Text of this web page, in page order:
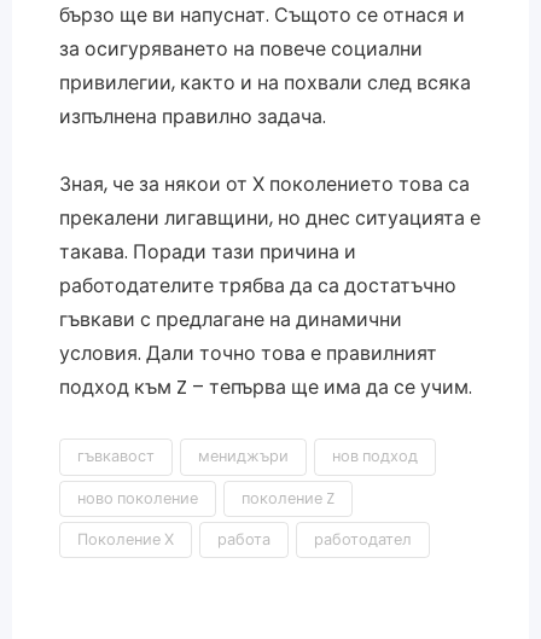
бързо ще ви напуснат. Същото се отнася и
за осигуряването на повече социални
привилегии, както и на похвали след всяка
изпълнена правилно задача.
Зная, че за някои от Х поколението това са
прекалени лигавщини, но днес ситуацията е
такава. Поради тази причина и
работодателите трябва да са достатъчно
гъвкави с предлагане на динамични
условия. Дали точно това е правилният
подход към Z – тепърва ще има да се учим.
гъвкавост мениджъри нов подход
ново поколение поколение Z
Поколение Х работа работодател